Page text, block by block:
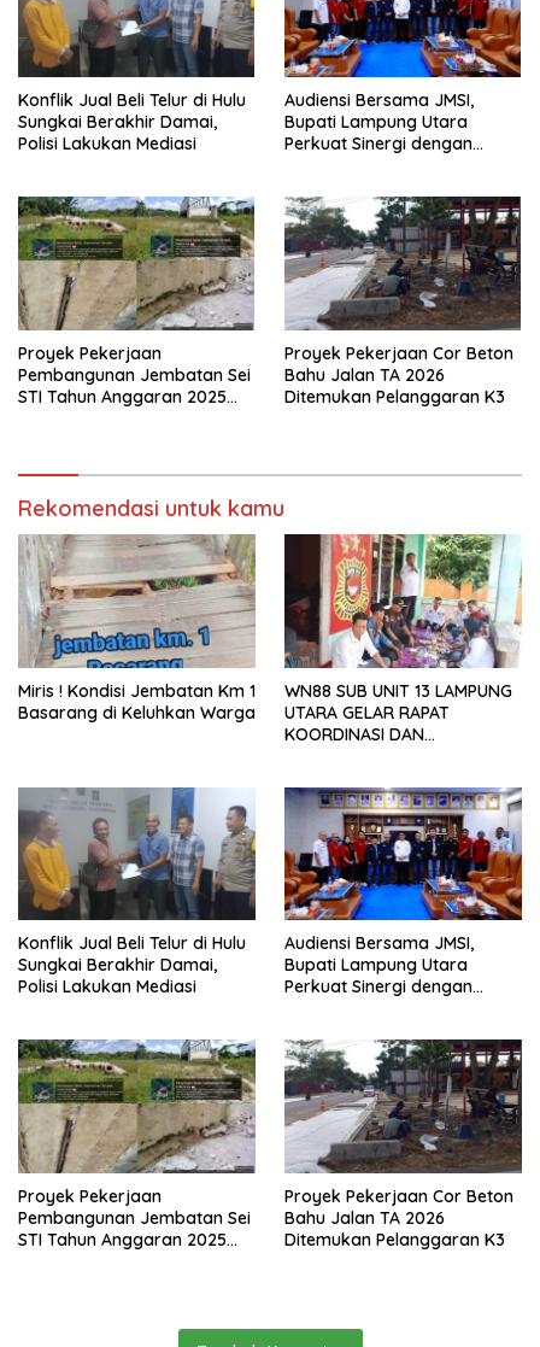
Konflik Jual Beli Telur di Hulu
Sungkai Berakhir Damai,
Polisi Lakukan Mediasi
Audiensi Bersama JMSI,
Bupati Lampung Utara
Perkuat Sinergi dengan
Proyek Pekerjaan
Pembangunan Jembatan Sei
STI Tahun Anggaran 2025
Proyek Pekerjaan Cor Beton
Bahu Jalan TA 2026
Ditemukan Pelanggaran K3
Rekomendasi untuk kamu
Miris ! Kondisi Jembatan Km 1
Basarang di Keluhkan Warga
WN88 SUB UNIT 13 LAMPUNG
UTARA GELAR RAPAT
KOORDINASI DAN
Konflik Jual Beli Telur di Hulu
Sungkai Berakhir Damai,
Polisi Lakukan Mediasi
Audiensi Bersama JMSI,
Bupati Lampung Utara
Perkuat Sinergi dengan
Proyek Pekerjaan
Pembangunan Jembatan Sei
STI Tahun Anggaran 2025
Proyek Pekerjaan Cor Beton
Bahu Jalan TA 2026
Ditemukan Pelanggaran K3